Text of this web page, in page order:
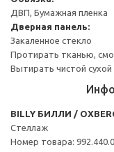
ДВП, Бумажная пленка
Дверная панель:
Закаленное стекло
Протирать тканью,
Вытирать чистой сухой
BILLY БИЛЛИ /
Стеллаж
Номер товара: